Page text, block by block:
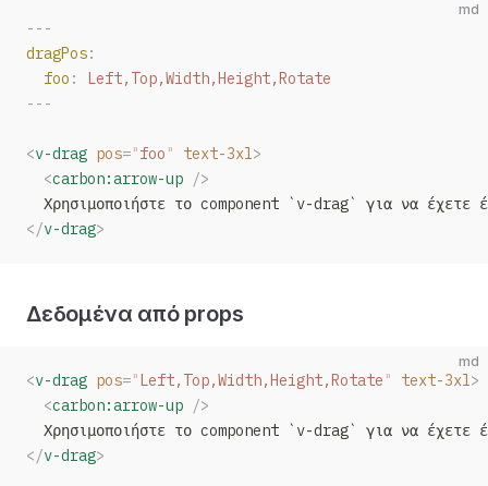
md
---
dragPos:
  foo
:
Left,Top,Width,Height,Rotate
---
<v-drag pos="foo " text-3xl>
  <
carbon:arrow-up />
Χρησιμοποιήστε το component `v-drag` για να έχετε
</v-drag>
Δεδομένα από props
md
<v-drag pos="Left,Top,Width,Height,Rotate " text-3xl>
  <
carbon:arrow-up />
Χρησιμοποιήστε το component `v-drag` για να έχετε
</v-drag>